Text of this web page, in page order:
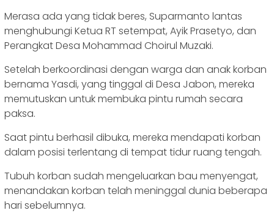
Merasa ada yang tidak beres, Suparmanto lantas
menghubungi Ketua RT setempat, Ayik Prasetyo, dan
Perangkat Desa Mohammad Choirul Muzaki.
Setelah berkoordinasi dengan warga dan anak korban
bernama Yasdi, yang tinggal di Desa Jabon, mereka
memutuskan untuk membuka pintu rumah secara
paksa.
Saat pintu berhasil dibuka, mereka mendapati korban
dalam posisi terlentang di tempat tidur ruang tengah.
Tubuh korban sudah mengeluarkan bau menyengat,
menandakan korban telah meninggal dunia beberapa
hari sebelumnya.